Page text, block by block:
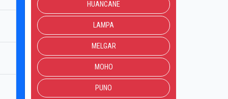
HUANCANE
LAMPA
MELGAR
MOHO
PUNO